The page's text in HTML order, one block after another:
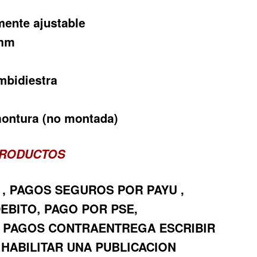
ajustable
(no montada)
PAGOS SEGUROS POR PAYU ,
PAGO POR PSE,
CONTRAENTREGA ESCRIBIR
UNA PUBLICACION